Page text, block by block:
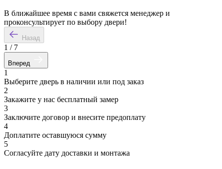
В ближайшее время с вами свяжется менеджер и
проконсультирует по выбору двери!
Назад
1 / 7
Вперед
1
Выберите дверь в наличии или под заказ
2
Закажите у нас бесплатный замер
3
Заключите договор и внесите предоплату
4
Доплатите оставшуюся сумму
5
Согласуйте дату доставки и монтажа